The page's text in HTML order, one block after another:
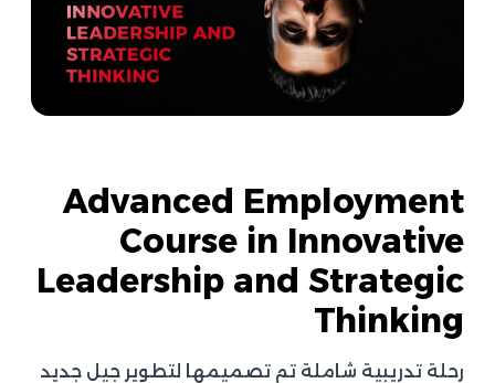
Advanced Employment
Course in Innovative
Leadership and Strategic
Thinking
رحلة تدريبية شاملة تم تصميمها لتطوير جيل جديد